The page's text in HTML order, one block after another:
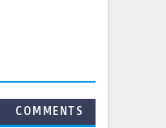
COMMENTS